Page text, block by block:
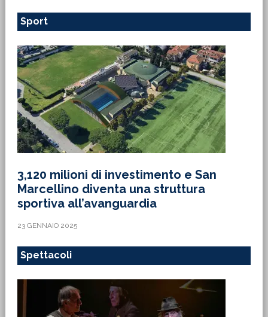
Sport
3,120 milioni di investimento e San
Marcellino diventa una struttura
sportiva all’avanguardia
23 GENNAIO 2025
Spettacoli